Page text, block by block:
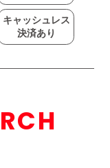
キャッシュレス
決済あり